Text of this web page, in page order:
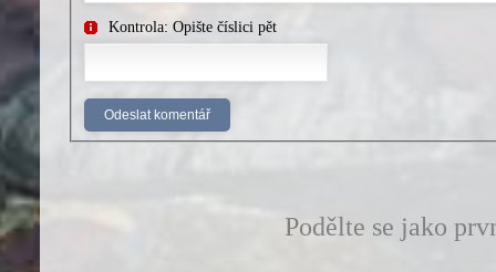
Kontrola: Opište číslici pět
Podělte se jako